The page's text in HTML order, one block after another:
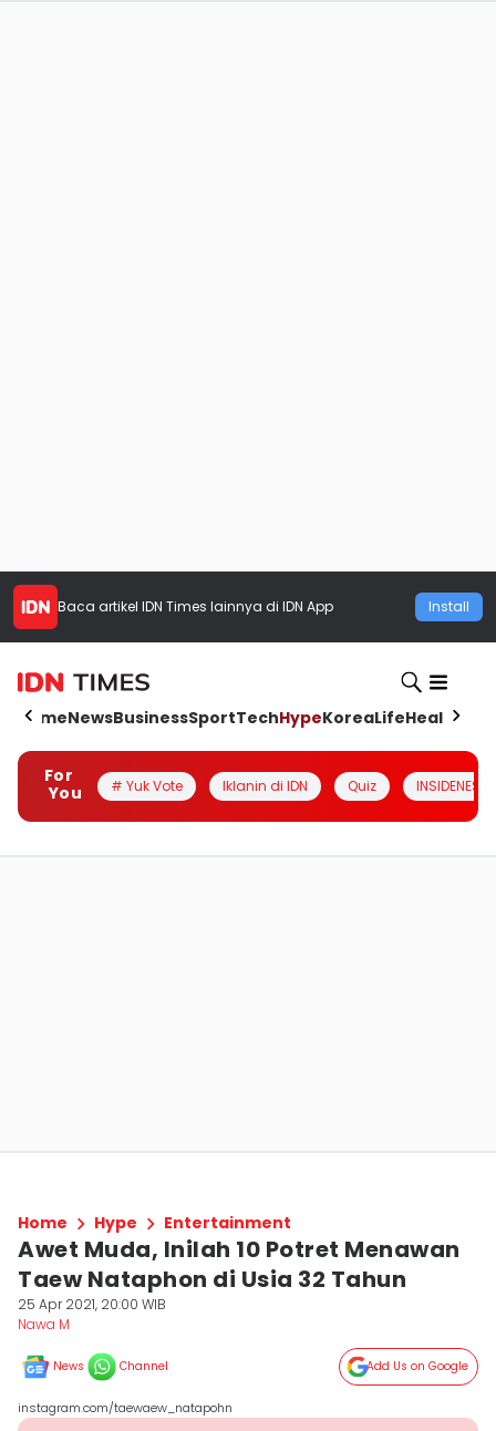
Baca artikel IDN Times lainnya di IDN App Install
HomeNewsBusinessSportTechHypeKoreaLifeHealth
For
You
# Yuk Vote Iklanin di IDN Quiz INSIDENESIA
Home Hype Entertainment
Awet Muda, Inilah 10 Potret Menawan
Taew Nataphon di Usia 32 Tahun
25 Apr 2021, 20:00 WIB
Nawa M
News Channel Add Us on Google
instagram.com/taewaew_natapohn